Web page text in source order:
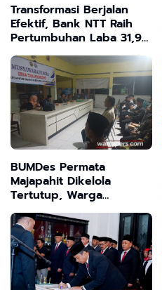
Transformasi Berjalan
Efektif, Bank NTT Raih
Pertumbuhan Laba 31,94
Persen
BUMDes Permata
Majapahit Dikelola
Tertutup, Warga
Tanjangrono Tuntut
Kejelasan